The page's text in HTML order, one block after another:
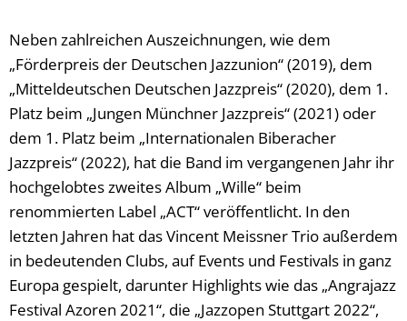
Neben zahlreichen Auszeichnungen, wie dem
„Förderpreis der Deutschen Jazzunion“ (2019), dem
„Mitteldeutschen Deutschen Jazzpreis“ (2020), dem 1.
Platz beim „Jungen Münchner Jazzpreis“ (2021) oder
dem 1. Platz beim „Internationalen Biberacher
Jazzpreis“ (2022), hat die Band im vergangenen Jahr ihr
hochgelobtes zweites Album „Wille“ beim
renommierten Label „ACT“ veröffentlicht. In den
letzten Jahren hat das Vincent Meissner Trio außerdem
in bedeutenden Clubs, auf Events und Festivals in ganz
Europa gespielt, darunter Highlights wie das „Angrajazz
Festival Azoren 2021“, die „Jazzopen Stuttgart 2022“,